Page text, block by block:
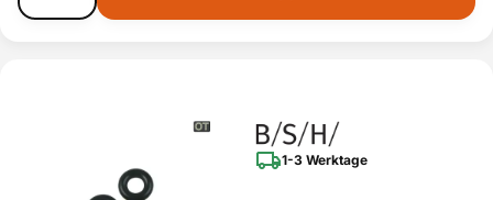
1-3 Werktage